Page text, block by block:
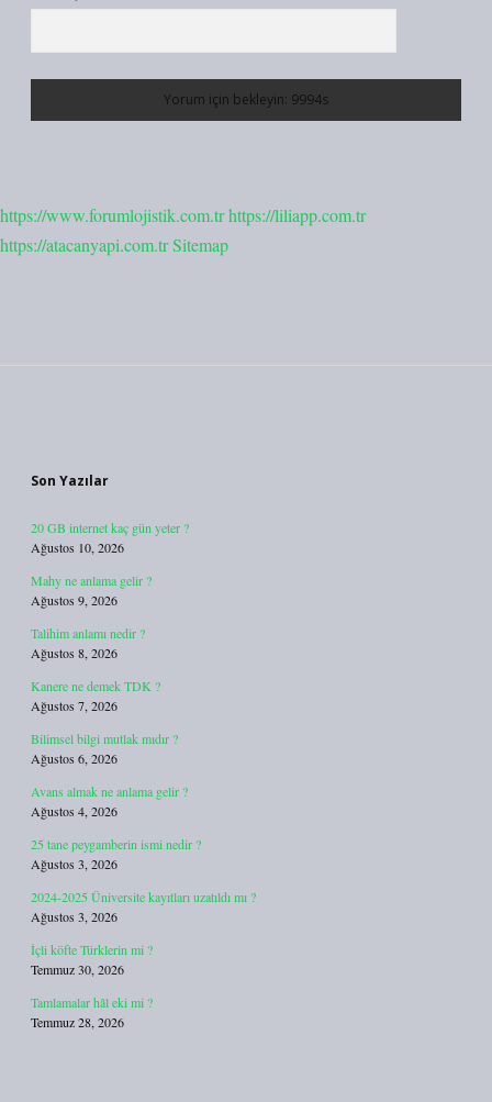
https://www.forumlojistik.com.trhttps://liliapp.com.tr
https://atacanyapi.com.trSitemap
Son Yazılar
20 GB internet kaç gün yeter ?
Ağustos 10, 2026
Mahy ne anlama gelir ?
Ağustos 9, 2026
Talihim anlamı nedir ?
Ağustos 8, 2026
Kanere ne demek TDK ?
Ağustos 7, 2026
Bilimsel bilgi mutlak mıdır ?
Ağustos 6, 2026
Avans almak ne anlama gelir ?
Ağustos 4, 2026
25 tane peygamberin ismi nedir ?
Ağustos 3, 2026
2024-2025 Üniversite kayıtları uzatıldı mı ?
Ağustos 3, 2026
İçli köfte Türklerin mi ?
Temmuz 30, 2026
Tamlamalar hâl eki mi ?
Temmuz 28, 2026